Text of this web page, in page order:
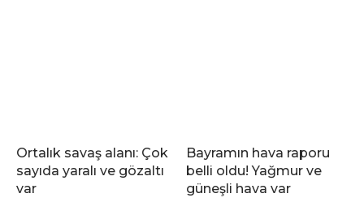
Ortalık savaş alanı: Çok
sayıda yaralı ve gözaltı
var
Bayramın hava raporu
belli oldu! Yağmur ve
güneşli hava var